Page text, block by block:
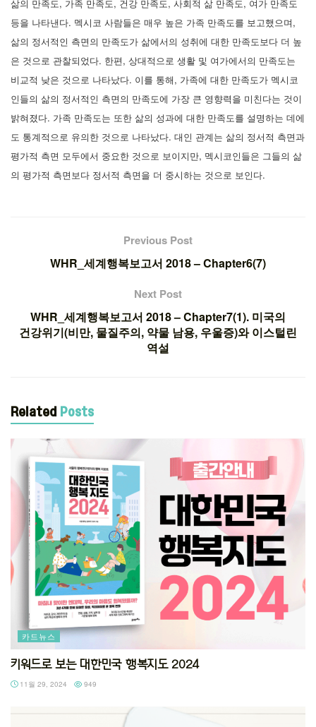
삶의 만족도, 가족 만족도, 건강 만족도, 사회적 삶 만족도, 여가 만족도
등을 나타낸다. 멕시코 사람들은 매우 높은 가족 만족도를 보고했으며,
삶의 정서적인 측면의 만족도가 삶에서의 성취에 대한 만족도보다 더 높
은 것으로 관찰되었다. 한편, 상대적으로 생활 및 여가에서의 만족도는
비교적 낮은 것으로 나타났다. 이를 통해, 가족에 대한 만족도가 멕시코
인들의 삶의 정서적인 측면의 만족도에 가장 큰 영향력을 미친다는 것이
밝혀졌다. 가족 만족도는 또한 삶의 성과에 대한 만족도를 설명하는 데에
도 통계적으로 유의한 것으로 나타났다. 대인 관계는 삶의 정서적 측면과
평가적 측면 모두에서 중요한 것으로 보이지만, 멕시코인들은 그들의 삶
의 평가적 측면보다 정서적 측면을 더 중시하는 것으로 보인다.
Previous Post
WHR_세계행복보고서 2018 – Chapter6(7)
Next Post
WHR_세계행복보고서 2018 – Chapter7(1). 미국의
건강위기(비만, 물질주의, 약물 남용, 우울증)와 이스털린
역설
Related Posts
카드뉴스
키워드로 보는 대한민국 행복지도 2024
11월 29, 2024 949